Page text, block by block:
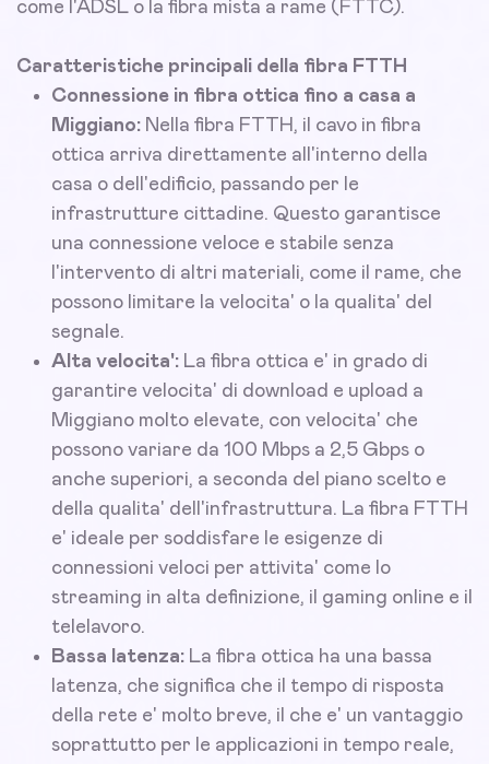
come l'ADSL o la fibra mista a rame (FTTC).
Caratteristiche principali della fibra FTTH
Connessione in fibra ottica fino a casa a
Miggiano: Nella fibra FTTH, il cavo in fibra
ottica arriva direttamente all'interno della
casa o dell'edificio, passando per le
infrastrutture cittadine. Questo garantisce
una connessione veloce e stabile senza
l'intervento di altri materiali, come il rame, che
possono limitare la velocita' o la qualita' del
segnale.
Alta velocita': La fibra ottica e' in grado di
garantire velocita' di download e upload a
Miggiano molto elevate, con velocita' che
possono variare da 100 Mbps a 2,5 Gbps o
anche superiori, a seconda del piano scelto e
della qualita' dell'infrastruttura. La fibra FTTH
e' ideale per soddisfare le esigenze di
connessioni veloci per attivita' come lo
streaming in alta definizione, il gaming online e il
telelavoro.
Bassa latenza: La fibra ottica ha una bassa
latenza, che significa che il tempo di risposta
della rete e' molto breve, il che e' un vantaggio
soprattutto per le applicazioni in tempo reale,